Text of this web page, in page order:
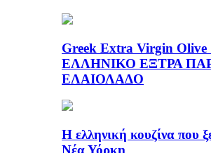
Greek Extra Virgin Olive
ΕΛΛΗΝΙΚΟ ΕΞΤΡΑ
ΕΛΑΙΟΛΑΔΟ
Η ελληνική κουζίνα που
Νέα Υόρκη